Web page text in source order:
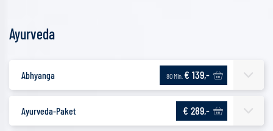
Ayurveda
Abhyanga 80 Min. € 139,-
Ayurveda-Paket € 289,-